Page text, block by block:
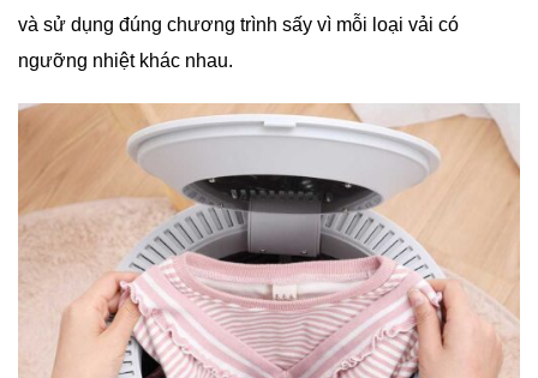
và sử dụng đúng chương trình sấy vì mỗi loại vải có
ngưỡng nhiệt khác nhau.